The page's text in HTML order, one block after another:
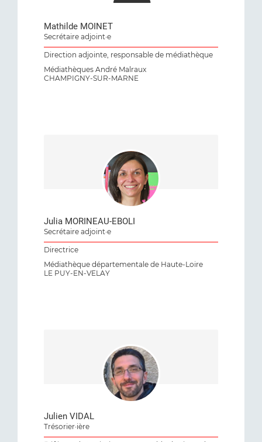
Mathilde MOINET
Secrétaire adjoint·e
Direction adjointe, responsable de médiathèque
Médiathèques André Malraux
CHAMPIGNY-SUR-MARNE
Julia MORINEAU-EBOLI
Secrétaire adjoint·e
Directrice
Médiathèque départementale de Haute-Loire
LE PUY-EN-VELAY
Julien VIDAL
Trésorier·ière